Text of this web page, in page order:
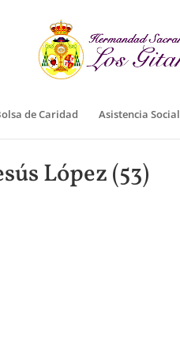
de Caridad Asistencia Social
López (53)